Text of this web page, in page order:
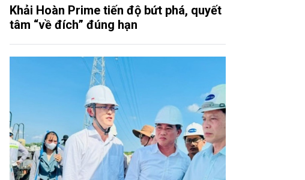
Khải Hoàn Prime tiến độ bứt phá, quyết
tâm “về đích” đúng hạn